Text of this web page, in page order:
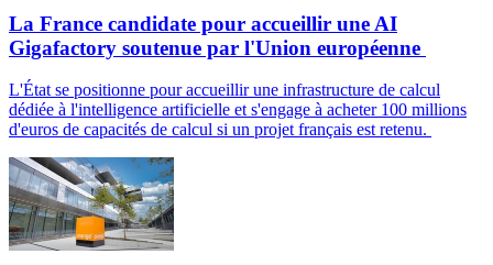
La France candidate pour accueillir une AI
Gigafactory soutenue par l'Union européenne
L'État se positionne pour accueillir une infrastructure de calcul
dédiée à l'intelligence artificielle et s'engage à acheter 100 millions
d'euros de capacités de calcul si un projet français est retenu.